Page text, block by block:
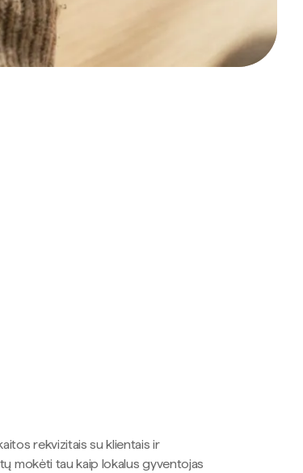
rekvizitais su klientais ir
mokėti tau kaip lokalus gyventojas